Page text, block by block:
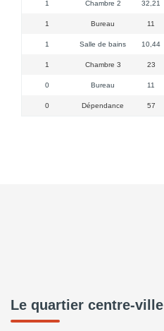
1 Chambre 2 32,21
1 Bureau 11
1 Salle de bains 10,44
1 Chambre 3 23
0 Bureau 11
0 Dépendance 57
Le quartier centre-ville